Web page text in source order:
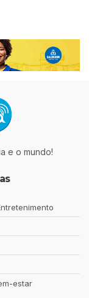
e o mundo!
estar